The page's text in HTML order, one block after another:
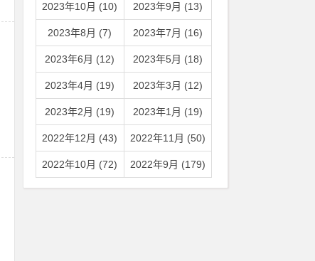
2023年10月 (10) 2023年9月 (13)
2023年8月 (7) 2023年7月 (16)
2023年6月 (12) 2023年5月 (18)
2023年4月 (19) 2023年3月 (12)
2023年2月 (19) 2023年1月 (19)
2022年12月 (43) 2022年11月 (50)
2022年10月 (72) 2022年9月 (179)